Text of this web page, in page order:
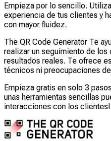
Empieza por lo sencillo.
experiencia de tus clientes y
con mayor fluidez.
The QR Code Generator Te
realizar un seguimiento de
resultados reales. Te ofrece
técnicos ni preocupaciones
Empieza gratis en solo 3
unas herramientas sencillas
interacciones con los clientes!